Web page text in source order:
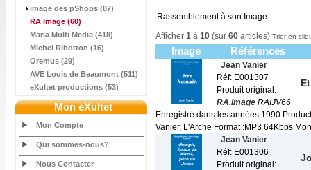
image des pShops (87)
RA Image (60)
Maria Multi Media (418)
Michel Ribotton (16)
Oremus (29)
AVE Louis de Beaumont (511)
eXultet productions (53)
Mon eXultet
Mon Compte
Qui sommes-nous?
Nous Contacter
Rassemblement à son Image
Afficher 1 à 10 (sur 60 articles) Trier en
Image Références
Jean Vanier
Réf: E001307
Produit original:
RA.image RAIJV66
Enregistré dans les années 1990
Vanier, L'Arche Format :MP3 64Kbps
Jean Vanier
Réf: E001306
Produit original: